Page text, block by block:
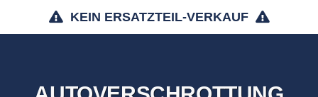
KEIN ERSATZTEIL-VERKAUF